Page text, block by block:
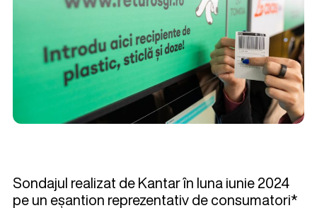
Sondajul realizat de Kantar în luna iunie 2024
pe un eșantion reprezentativ de consumatori*